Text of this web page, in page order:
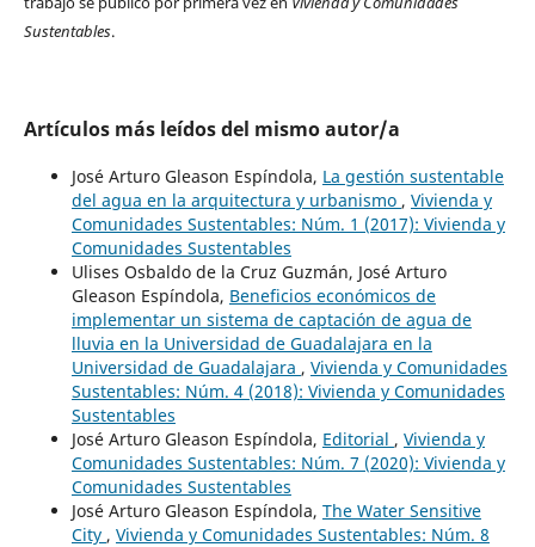
Sustentables.
Artículos más leídos del mismo autor/a
José Arturo Gleason Espíndola, La gestión sustentable
del agua en la arquitectura y urbanismo , Vivienda y
Comunidades Sustentables: Núm. 1 (2017): Vivienda y
Comunidades Sustentables
Ulises Osbaldo de la Cruz Guzmán, José Arturo
Gleason Espíndola, Beneficios económicos de
implementar un sistema de captación de agua de
lluvia en la Universidad de Guadalajara en la
Universidad de Guadalajara , Vivienda y Comunidades
Sustentables: Núm. 4 (2018): Vivienda y Comunidades
Sustentables
José Arturo Gleason Espíndola, Editorial , Vivienda y
Comunidades Sustentables: Núm. 7 (2020): Vivienda y
Comunidades Sustentables
José Arturo Gleason Espíndola, The Water Sensitive
City , Vivienda y Comunidades Sustentables: Núm. 8